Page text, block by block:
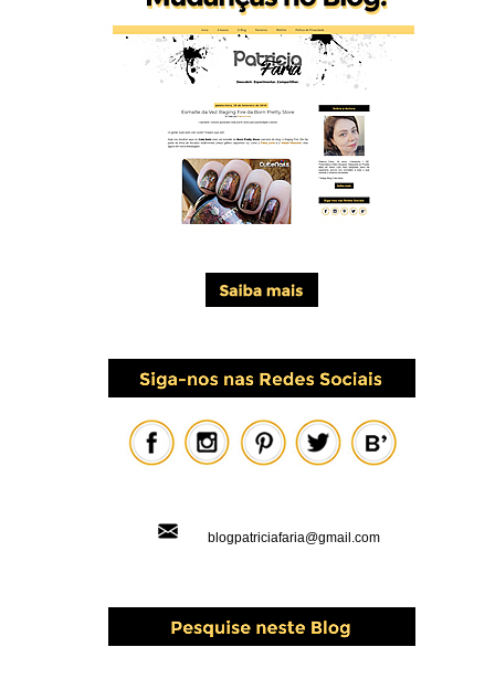
blogpatriciafaria@gmail.com